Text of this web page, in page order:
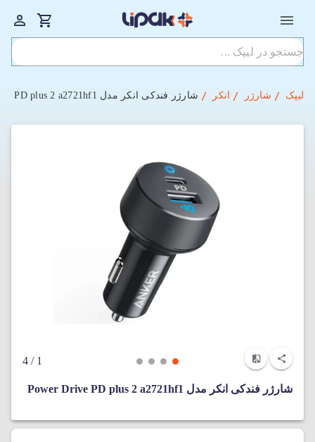
لیپک شارژر انکر شارژر فندکی انکر مدل Power Drive PD plus 2 a2721hf1
1
/ 4
شارژر فندکی انکر مدل Power Drive PD plus 2 a2721hf1